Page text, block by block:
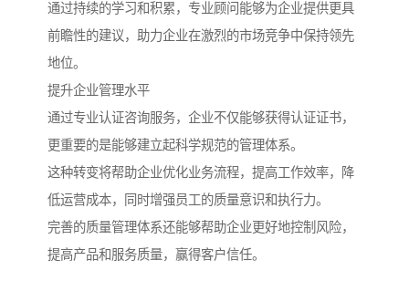
通过持续的学习和积累，专业顾问能够为企业提供更具
前瞻性的建议，助力企业在激烈的市场竞争中保持领先
地位。
提升企业管理水平
通过专业认证咨询服务，企业不仅能够获得认证证书，
更重要的是能够建立起科学规范的管理体系。
这种转变将帮助企业优化业务流程，提高工作效率，降
低运营成本，同时增强员工的质量意识和执行力。
完善的质量管理体系还能够帮助企业更好地控制风险，
提高产品和服务质量，赢得客户信任。